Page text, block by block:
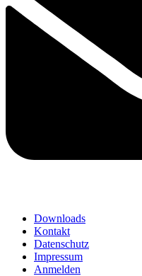
Downloads
Kontakt
Datenschutz
Impressum
Anmelden